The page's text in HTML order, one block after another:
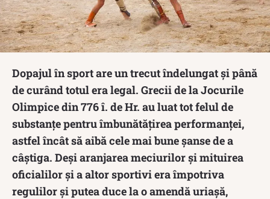
Dopajul în sport are un trecut îndelungat și până
de curând totul era legal. Grecii de la Jocurile
Olimpice din 776 î. de Hr. au luat tot felul de
substanțe pentru îmbunătățirea performanței,
astfel încât să aibă cele mai bune șanse de a
câștiga. Deși aranjarea meciurilor și mituirea
oficialilor și a altor sportivi era împotriva
regulilor și putea duce la o amendă uriașă,